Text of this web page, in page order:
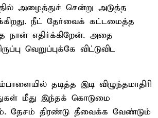
அழைத்துச் சென்று அடுத்த
நீட் தேர்வைக் கட்டமைத்த
நான் எதிர்க்கிறேன். அதை
வெறுப்புக்கே விட்டுவிட
தடித்த இடி விழுந்தமாதிரி
மீது இந்தக் கொடுமை
தேசம் திரண்டு தீவைக்க வேண்டும்